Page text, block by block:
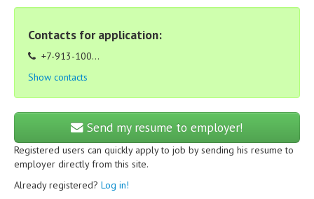
Contacts for application:
+7-913-100...
Show contacts
Send my resume to employer!
Registered users can quickly apply to job by sending his resume to
employer directly from this site.
Already registered? Log in!